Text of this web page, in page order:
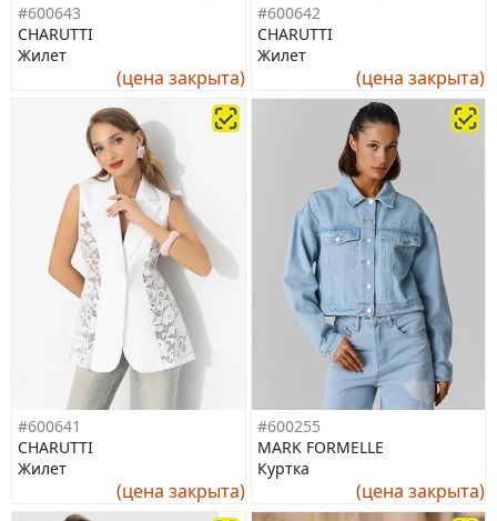
#600643
CHARUTTI
Жилет
(цена закрыта)
#600642
CHARUTTI
Жилет
(цена закрыта)
#600641
CHARUTTI
Жилет
(цена закрыта)
#600255
MARK FORMELLE
Куртка
(цена закрыта)